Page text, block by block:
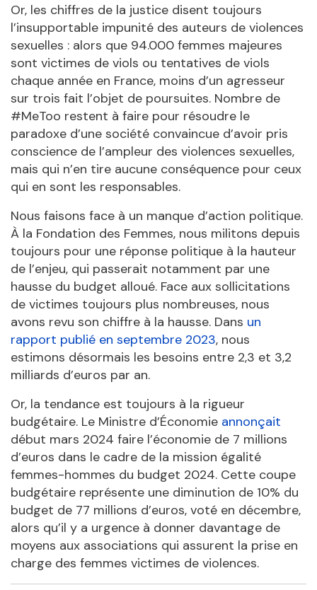
Or, les chiffres de la justice disent toujours
l’insupportable impunité des auteurs de violences
sexuelles : alors que 94.000 femmes majeures
sont victimes de viols ou tentatives de viols
chaque année en France, moins d’un agresseur
sur trois fait l’objet de poursuites. Nombre de
#MeToo restent à faire pour résoudre le
paradoxe d’une société convaincue d’avoir pris
conscience de l’ampleur des violences sexuelles,
mais qui n’en tire aucune conséquence pour ceux
qui en sont les responsables.
Nous faisons face à un manque d’action politique.
À la Fondation des Femmes, nous militons depuis
toujours pour une réponse politique à la hauteur
de l’enjeu, qui passerait notamment par une
hausse du budget alloué. Face aux sollicitations
de victimes toujours plus nombreuses, nous
avons revu son chiffre à la hausse. Dans un
rapport publié en septembre 2023, nous
estimons désormais les besoins entre 2,3 et 3,2
milliards d’euros par an.
Or, la tendance est toujours à la rigueur
budgétaire. Le Ministre d’Économie annonçait
début mars 2024 faire l’économie de 7 millions
d’euros dans le cadre de la mission égalité
femmes-hommes du budget 2024. Cette coupe
budgétaire représente une diminution de 10% du
budget de 77 millions d’euros, voté en décembre,
alors qu’il y a urgence à donner davantage de
moyens aux associations qui assurent la prise en
charge des femmes victimes de violences.